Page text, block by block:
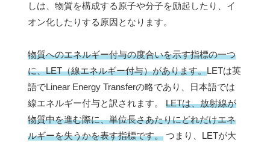
しは、物質を構成する原子や分子を励起したり、イ
オン化したりする原因となります。
物質へのエネルギー付与の度合いを示す指標の一つ
に、LET（線エネルギー付与）があります。LETは英
語でLinear Energy Transferの略であり、日本語では
線エネルギー付与と訳されます。 LETは、放射線が
物質中を進む際に、単位長さあたりにどれだけエネ
ルギーを失うかを表す指標です。 つまり、LETが大